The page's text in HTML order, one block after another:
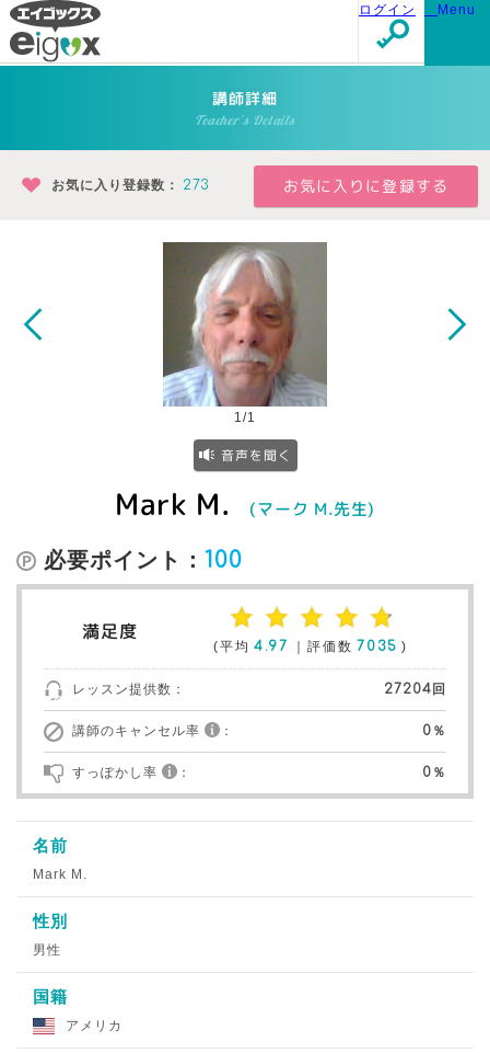
Menu
ログイン
講師詳細
Teacher's Details
1/1
音声を聞く
Mark M. (マーク M.先生)
必要ポイント： 100
満足度
(平均 4.97 ｜評価数 7035 )
レッスン提供数： 27204回
講師のキャンセル率 ： 0％
すっぽかし率 ： 0％
お気に入り登録数： 273
名前
Mark M.
性別
男性
国籍
アメリカ